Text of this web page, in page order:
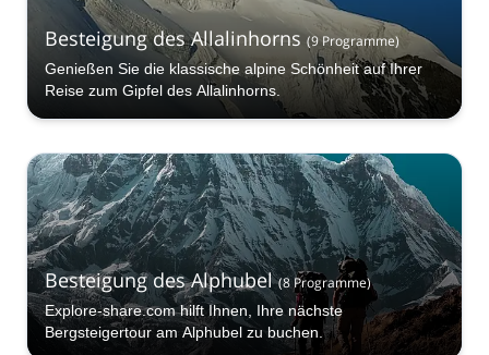
Besteigung des Allalinhorns (9Programme)
Genießen Sie die klassische alpine Schönheit auf Ihrer
Reise zum Gipfel des Allalinhorns.
Besteigung des Alphubel (8 Programme)
Explore-share.com hilft Ihnen, Ihre nächste
Bergsteigertour am Alphubel zu buchen.